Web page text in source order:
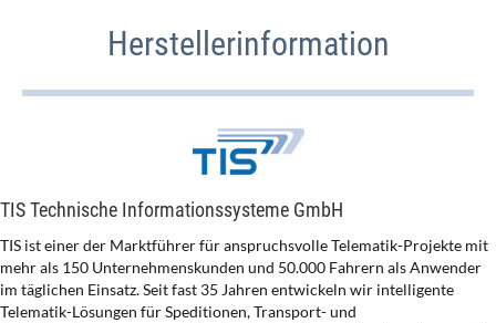
Herstellerinformation
TIS Technische Informationssysteme GmbH
TIS ist einer der Marktführer für anspruchsvolle Telematik-Projekte mit
mehr als 150 Unternehmenskunden und 50.000 Fahrern als Anwender
im täglichen Einsatz. Seit fast 35 Jahren entwickeln wir intelligente
Telematik-Lösungen für Speditionen, Transport- und